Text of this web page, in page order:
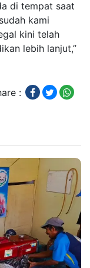
di tempat saat
kami
kini telah
lebih lanjut,”
: